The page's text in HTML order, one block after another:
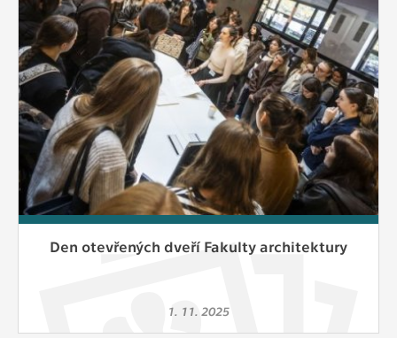
Den otevřených dveří Fakulty architektury
1. 11. 2025